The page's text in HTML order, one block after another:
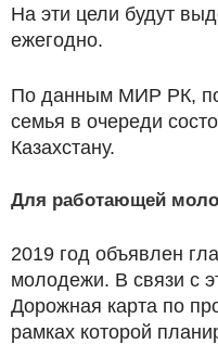
На эти цели будут
ежегодно.
По данным МИР РК, по
семья в очереди
Казахстану.
Для работающей
2019 год объявлен
молодежи. В связи с
Дорожная карта по
рамках которой